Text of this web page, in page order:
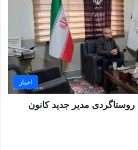
اخبار
مدیر جدید کانون